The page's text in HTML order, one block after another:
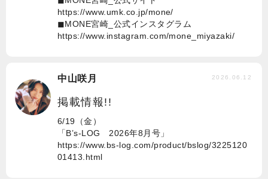
https://www.umk.co.jp/mone/
◼︎MONE宮崎_公式インスタグラム
https://www.instagram.com/mone_miyazaki/
中山咲月
掲載情報!!
6/19（金）
「B’s-LOG 2026年8月号」
https://www.bs-log.com/product/bslog/3225120
01413.html
2026.06.12